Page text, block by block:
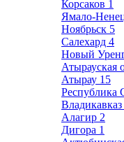
Корсаков 1
Ямало-
Ноябрьск 5
Салехард 4
Новый
Атырауская
Атырау 15
Республика
Владикавказ
Алагир 2
Дигора 1